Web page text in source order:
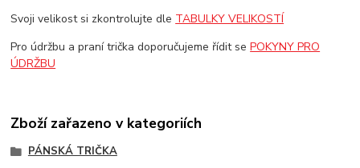
Svoji velikost si zkontrolujte dle TABULKY VELIKOSTÍ
Pro údržbu a praní trička doporučujeme řídit sePOKYNY PRO
ÚDRŽBU
Zboží zařazeno v kategoriích
PÁNSKÁ TRIČKA